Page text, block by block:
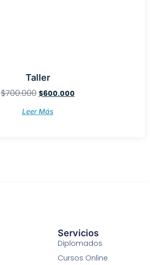
Taller
$700.000 $600.000
Leer Más
Servicios
Diplomados
Cursos Online